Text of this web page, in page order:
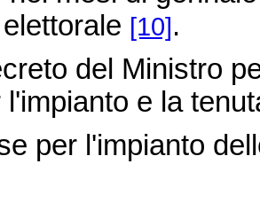
[10].
del Ministro
l'impianto e la
per l'impianto